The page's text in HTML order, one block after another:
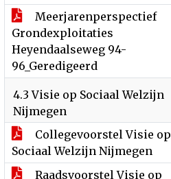
Meerjarenperspectief
Grondexploitaties
Heyendaalseweg 94-
96_Geredigeerd
4.3 Visie op Sociaal Welzijn
Nijmegen
Collegevoorstel Visie op
Sociaal Welzijn Nijmegen
Raadsvoorstel Visie op